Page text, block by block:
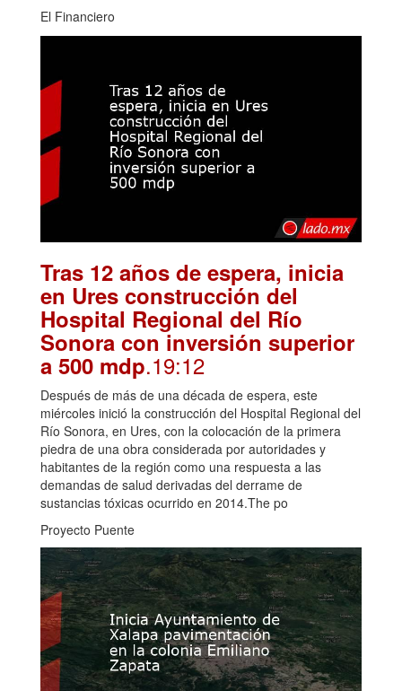
El Financiero
Tras 12 años de espera, inicia
en Ures construcción del
Hospital Regional del Río
Sonora con inversión superior
a 500 mdp.19:12
Después de más de una década de espera, este
miércoles inició la construcción del Hospital Regional del
Río Sonora, en Ures, con la colocación de la primera
piedra de una obra considerada por autoridades y
habitantes de la región como una respuesta a las
demandas de salud derivadas del derrame de
sustancias tóxicas ocurrido en 2014.The po
Proyecto Puente